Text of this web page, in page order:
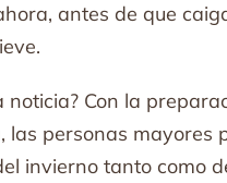
antes de que
noticia? Con la
las personas mayores
invierno tanto como